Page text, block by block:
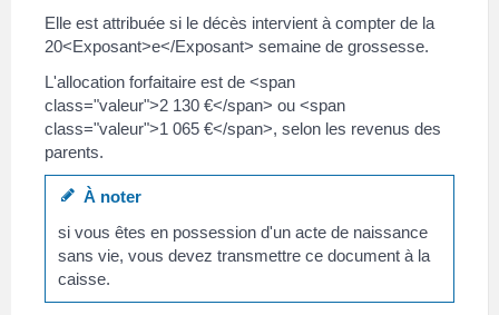
Elle est attribuée si le décès intervient à compter de la
20<Exposant>e</Exposant> semaine de grossesse.
L'allocation forfaitaire est de <span
class="valeur">2 130 €</span> ou <span
class="valeur">1 065 €</span>, selon les revenus des
parents.
À noter
si vous êtes en possession d'un acte de naissance
sans vie, vous devez transmettre ce document à la
caisse.